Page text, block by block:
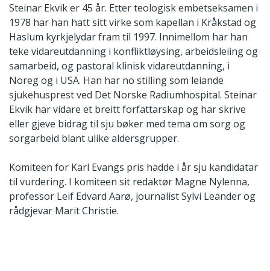
Steinar Ekvik er 45 år. Etter teologisk embetseksamen i
1978 har han hatt sitt virke som kapellan i Kråkstad og
Haslum kyrkjelydar fram til 1997. Innimellom har han
teke vidareutdanning i konfliktløysing, arbeidsleiing og
samarbeid, og pastoral klinisk vidareutdanning, i
Noreg og i USA. Han har no stilling som leiande
sjukehusprest ved Det Norske Radiumhospital. Steinar
Ekvik har vidare et breitt forfattarskap og har skrive
eller gjeve bidrag til sju bøker med tema om sorg og
sorgarbeid blant ulike aldersgrupper.
Komiteen for Karl Evangs pris hadde i år sju kandidatar
til vurdering. I komiteen sit redaktør Magne Nylenna,
professor Leif Edvard Aarø, journalist Sylvi Leander og
rådgjevar Marit Christie.